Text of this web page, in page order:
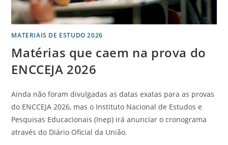
MATERIAIS DE ESTUDO 2026
Matérias que caem na prova do
ENCCEJA 2026
Ainda não foram divulgadas as datas exatas para as provas
do ENCCEJA 2026, mas o Instituto Nacional de Estudos e
Pesquisas Educacionais (Inep) irá anunciar o cronograma
através do Diário Oficial da União.